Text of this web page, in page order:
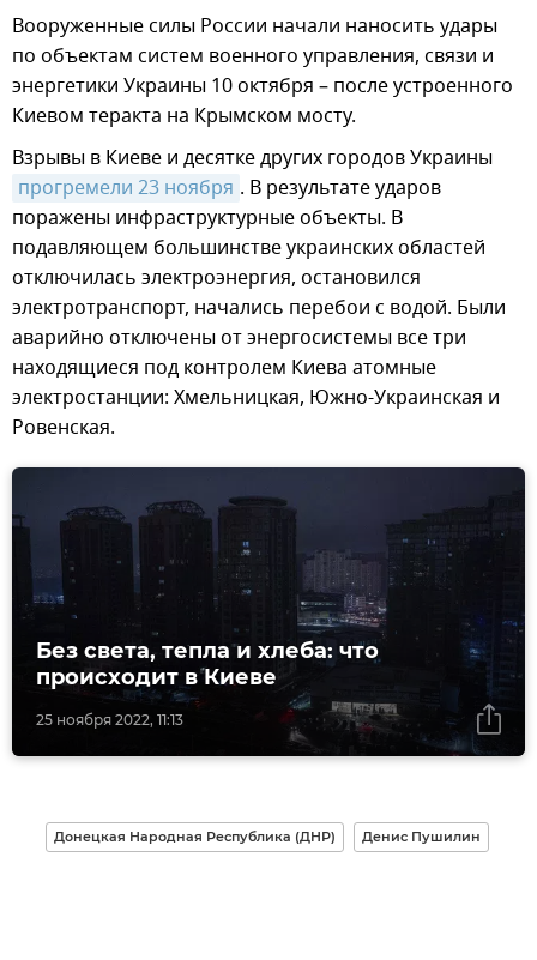
Вооруженные силы России начали наносить удары
по объектам систем военного управления, связи и
энергетики Украины 10 октября – после устроенного
Киевом теракта на Крымском мосту.
Взрывы в Киеве и десятке других городов Украины
прогремели 23 ноября . В результате ударов
поражены инфраструктурные объекты. В
подавляющем большинстве украинских областей
отключилась электроэнергия, остановился
электротранспорт, начались перебои с водой. Были
аварийно отключены от энергосистемы все три
находящиеся под контролем Киева атомные
электростанции: Хмельницкая, Южно-Украинская и
Ровенская.
25 ноября 2022, 11:13
Без света, тепла и хлеба: что
происходит в Киеве
Донецкая Народная Республика (ДНР) Денис Пушилин